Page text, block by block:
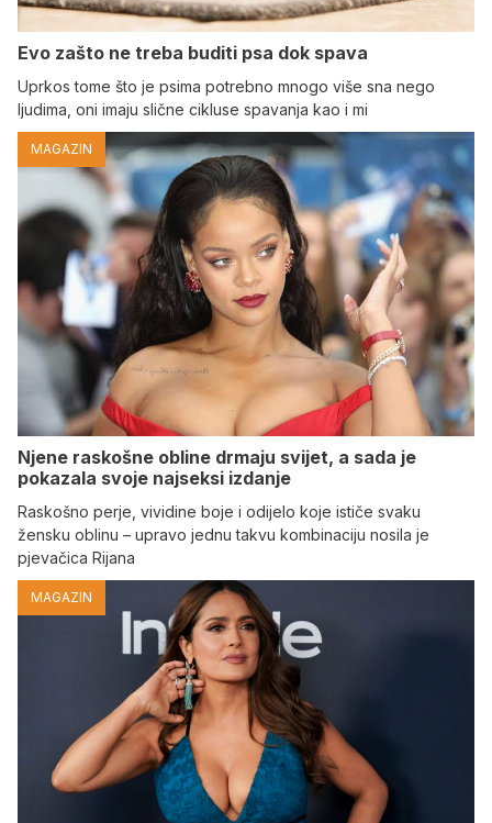
Evo zašto ne treba buditi psa dok spava
Uprkos tome što je psima potrebno mnogo više sna nego
ljudima, oni imaju slične cikluse spavanja kao i mi
MAGAZIN
Njene raskošne obline drmaju svijet, a sada je
pokazala svoje najseksi izdanje
Raskošno perje, vividine boje i odijelo koje ističe svaku
žensku oblinu – upravo jednu takvu kombinaciju nosila je
pjevačica Rijana
MAGAZIN